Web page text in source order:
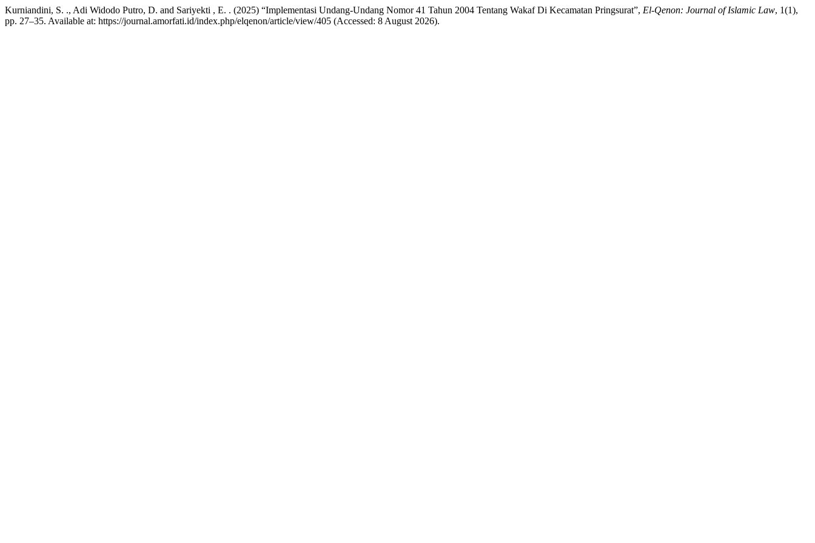
Kurniandini, S. ., Adi Widodo Putro, D. and Sariyekti , E. . (2025) “Implementasi Undang-Undang Nomor 41 Tahun 2004 Tentang Wakaf Di Kecamatan Pringsurat”, El-Qenon: Journal of Islamic Law, 1(1),
pp. 27–35. Available at: https://journal.amorfati.id/index.php/elqenon/article/view/405 (Accessed: 8 August 2026).